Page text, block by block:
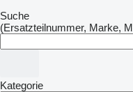
Suche
(Ersatzteilnummer, Marke,
Kategorie